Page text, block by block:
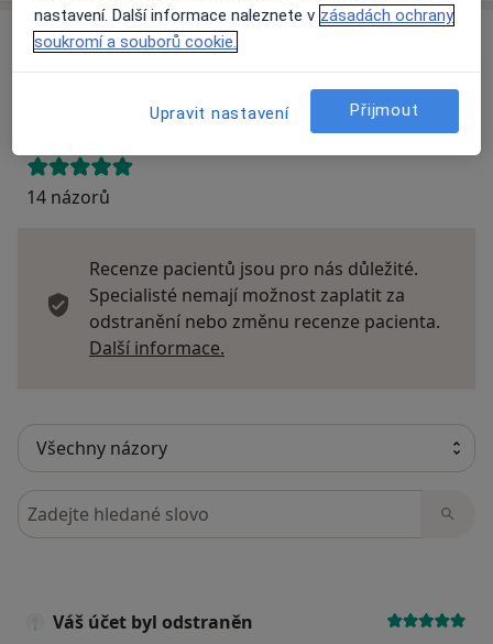
Názory
Přidejte svůj názor
14 názorů
Recenze pacientů jsou pro nás důležité.
Specialisté nemají možnost zaplatit za
odstranění nebo změnu recenze pacienta.
Další informace.
Hledejte v názorech
Váš účet byl odstraněn
nastavení. Další informace naleznete v zásadách ochrany
soukromí a souborů cookie.
Upravit nastavení Přijmout